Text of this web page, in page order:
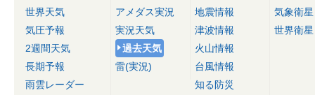
世界天気
気圧予報
2週間天気
長期予報
雨雲レーダー
アメダス実況
実況天気
過去天気
雷(実況)
地震情報
津波情報
火山情報
台風情報
知る防災
気象衛星
世界衛星